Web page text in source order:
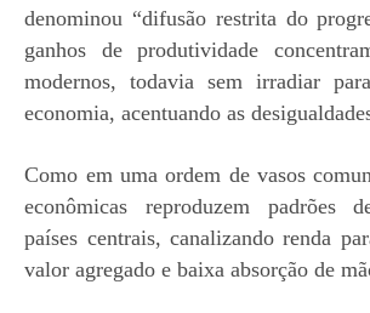
denominou “difusão restrita do
ganhos de produtividade
modernos, todavia sem irradiar
economia, acentuando as
Como em uma ordem de vasos
econômicas reproduzem padrões
países centrais, canalizando renda
valor agregado e baixa absorção de